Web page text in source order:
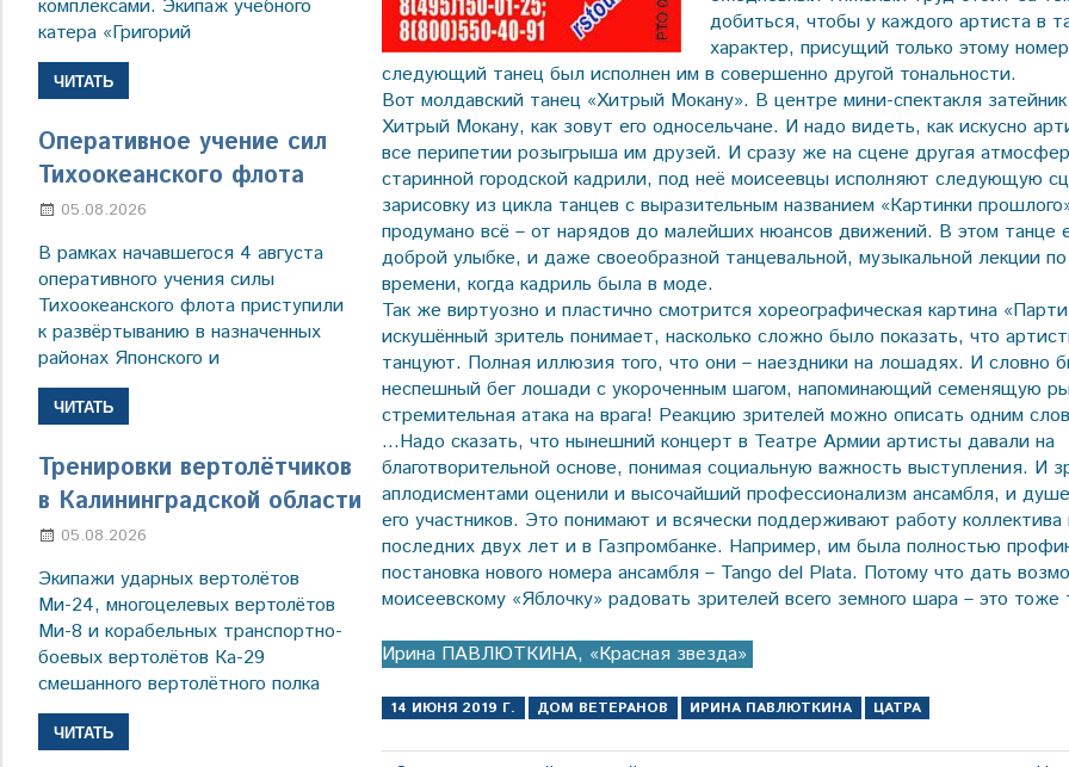
добиться, чтобы у каждого артиста в
характер, присущий только этому
следующий танец был исполнен им в совершенно другой тональности.
Вот молдавский танец «Хитрый Мокану». В центре мини-спектакля затейник
Хитрый Мокану, как зовут его односельчане. И надо видеть, как искусно
все перипетии розыгрыша им друзей. И сразу же на сцене другая
старинной городской кадрили, под неё моисеевцы исполняют следующую
зарисовку из цикла танцев с выразительным названием «Картинки
продумано всё – от нарядов до малейших нюансов движений. В этом танце
доброй улыбке, и даже своеобразной танцевальной, музыкальной лекции
времени, когда кадриль была в моде.
Так же виртуозно и пластично смотрится хореографическая картина
искушённый зритель понимает, насколько сложно было показать, что
танцуют. Полная иллюзия того, что они – наездники на лошадях. И словно
неспешный бег лошади с укороченным шагом, напоминающий семенящую
стремительная атака на врага! Реакцию зрителей можно описать одним
…Надо сказать, что нынешний концерт в Театре Армии артисты давали на
благотворительной основе, понимая социальную важность выступления. И
аплодисментами оценили и высочайший профессионализм ансамбля, и
его участников. Это понимают и всячески поддерживают работу
последних двух лет и в Газпромбанке. Например, им была полностью
постановка нового номера ансамбля – Tango del Plata. Потому что дать
моисеевскому «Яблочку» радовать зрителей всего земного шара – это тоже
Ирина ПАВЛЮТКИНА, «Красная звезда»
14 ИЮНЯ 2019 Г. ДОМ ВЕТЕРАНОВ ИРИНА ПАВЛЮТКИНА ЦАТРА
комплексами. Экипаж учебного
катера «Григорий
ЧИТАТЬ
Оперативное учение сил
Тихоокеанского флота
05.08.2026
В рамках начавшегося 4 августа
оперативного учения силы
Тихоокеанского флота приступили
к развёртыванию в назначенных
районах Японского и
ЧИТАТЬ
Тренировки вертолётчиков
в Калининградской области
05.08.2026
Экипажи ударных вертолётов
Ми-24, многоцелевых вертолётов
Ми-8 и корабельных транспортно-
боевых вертолётов Ка-29
смешанного вертолётного полка
ЧИТАТЬ